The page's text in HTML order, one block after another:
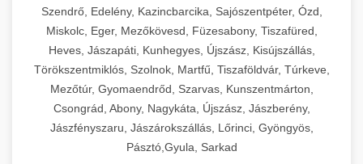
Szendrő, Edelény, Kazincbarcika, Sajószentpéter, Ózd,
Miskolc, Eger, Mezőkövesd, Füzesabony, Tiszafüred,
Heves, Jászapáti, Kunhegyes, Újszász, Kisújszállás,
Törökszentmiklós, Szolnok, Martfű, Tiszaföldvár, Túrkeve,
Mezőtúr, Gyomaendrőd, Szarvas, Kunszentmárton,
Csongrád, Abony, Nagykáta, Újszász, Jászberény,
Jászfényszaru, Jászárokszállás, Lőrinci, Gyöngyös,
Pásztó,Gyula, Sarkad